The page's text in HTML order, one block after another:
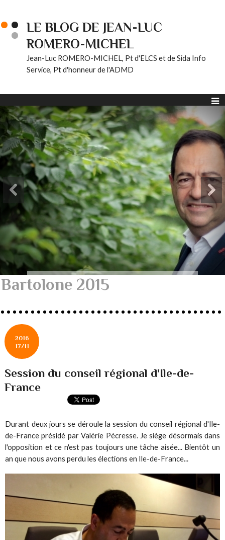
LE BLOG DE JEAN-LUC
ROMERO-MICHEL
Jean-Luc ROMERO-MICHEL, Pt d'ELCS et de Sida Info
Service, Pt d'honneur de l'ADMD
Bartolone 2015
2016
17/11
Session du conseil régional d'Ile-de-
France
Durant deux jours se déroule la session du conseil régional d'Ile-
de-France présidé par Valérie Pécresse. Je siège désormais dans
l'opposition et ce n'est pas toujours une tâche aisée... Bientôt un
an que nous avons perdu les élections en Ile-de-France...